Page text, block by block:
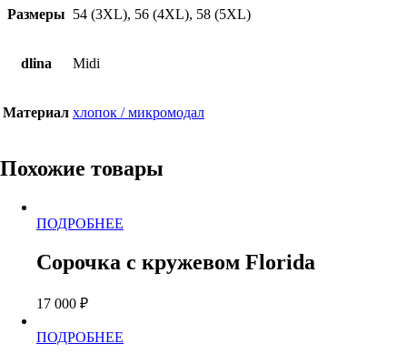
Размеры 54 (3XL), 56 (4XL), 58 (5XL)
dlina Midi
Материал хлопок / микромодал
Похожие товары
ПОДРОБНЕЕ
несколько
Сорочка с кружевом Florida
17 000 ₽
ПОДРОБНЕЕ